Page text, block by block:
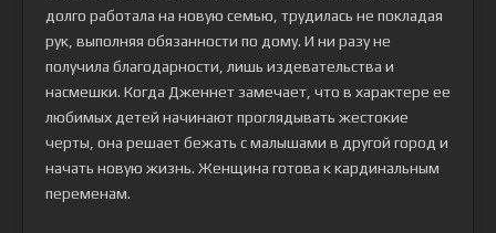
долго работала на новую семью, трудилась не покладая
рук, выполняя обязанности по дому. И ни разу не
получила благодарности, лишь издевательства и
насмешки. Когда Дженнет замечает, что в характере ее
любимых детей начинают проглядывать жестокие
черты, она решает бежать с малышами в другой город и
начать новую жизнь. Женщина готова к кардинальным
переменам.